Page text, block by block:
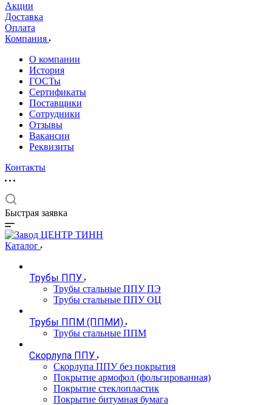
Акции
Доставка
Оплата
Компания
О компании
История
ГОСТы
Сертификаты
Поставщики
Сотрудники
Отзывы
Вакансии
Реквизиты
Контакты
Быстрая заявка
Каталог
Трубы ППУ
Трубы стальные ППУ ПЭ
Трубы стальные ППУ ОЦ
Трубы ППМ (ППМИ)
Трубы стальные ППМ
Скорлупа ППУ
Скорлупа ППУ без покрытия
Покрытие армофол (фольгированная)
Покрытие стеклопластик
Покрытие битумная бумага